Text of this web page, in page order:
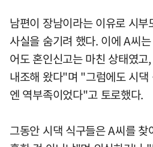
남편이 장남이라는 이유로 시
사실을 숨기려 했다. 이에 A씨
어도 혼인신고는 마친 상태였
내조해 왔다"며 "그럼에도 시댁
엔 역부족이었다"고 토로했다.
그동안 시댁 식구들은 A씨를